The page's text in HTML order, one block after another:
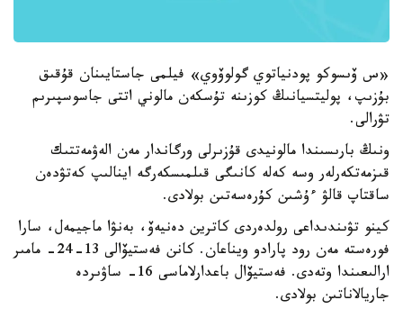
«س ۆىسوكو پودنياتوي گولوۆوي» فيلمى جاستايىنان قۇقىق
بۇزىپ، پوليتسيانىڭ كوزىنە تۇسكەن مالوني اتتى جاسوسپىرىم
تۋرالى.
ونىڭ بارىسىندا مالونيدى قۇزىرلى ورگاندار مەن الەۋمەتتىك
قىزمەتكەرلەر وسە كەلە كانىگى قىلمىسكەرگە اينالىپ كەتۋدەن
ساقتاپ قالۋ ءۇشىن كۇرەسەتىن بولادى.
كينو تۋىندىداعى رولدەردى كاترين دەنيەۆ، بەنۋا ماجيمەل، سارا
فورەستە مەن رود پارادو ويناعان. كانن فەستيۆالى 13-24- مامىر
ارالىعىندا وتەدى. فەستيۆال باعدارلاماسى 16- ساۋىردە
جاريالاناتىن بولادى.